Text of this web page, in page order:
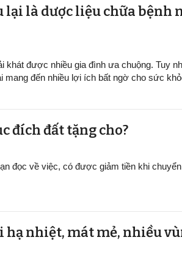
lại là dược liệu chữa bệnh
khát được nhiều gia đình ưa chuộng. Tuy
đến nhiều lợi ích bất ngờ cho sức
đích đất tặng cho?
đọc về việc, có được giảm tiền khi
hạ nhiệt, mát mẻ, nhiều